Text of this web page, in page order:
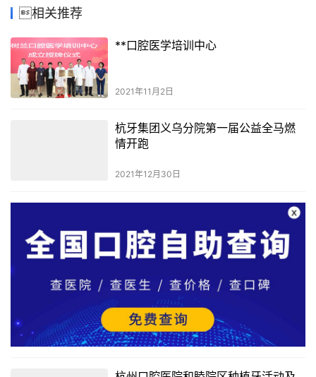
相关推荐
**口腔医学培训中心
2021年11月2日
杭牙集团义乌分院第一届公益全马燃
情开跑
2021年12月30日